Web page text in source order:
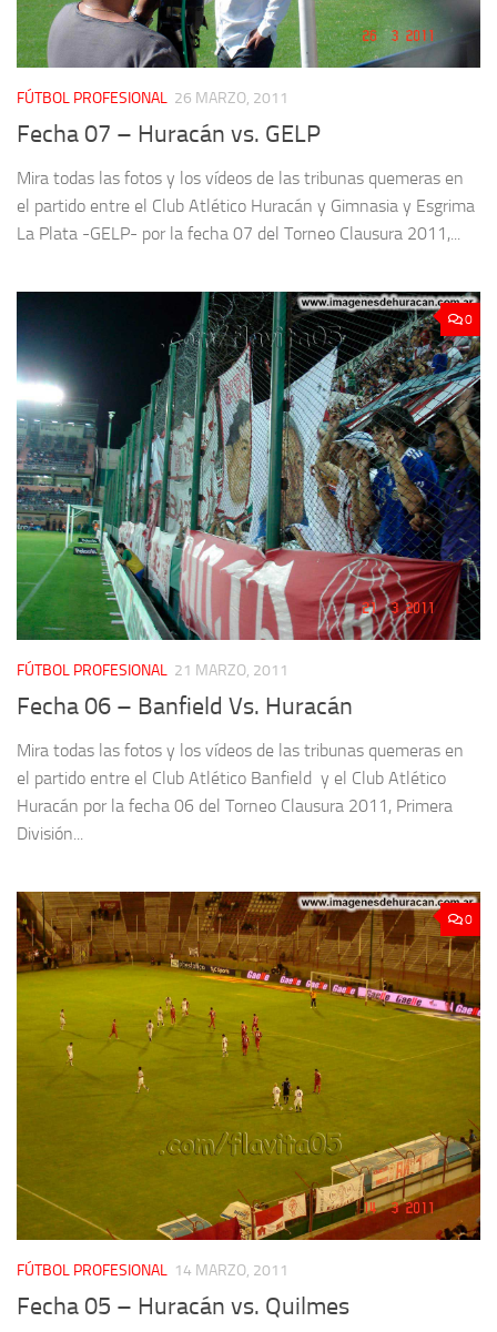
FÚTBOL PROFESIONAL 26 MARZO, 2011
Fecha 07 – Huracán vs. GELP
Mira todas las fotos y los vídeos de las tribunas quemeras en
el partido entre el Club Atlético Huracán y Gimnasia y Esgrima
La Plata -GELP- por la fecha 07 del Torneo Clausura 2011,...
0
FÚTBOL PROFESIONAL 21 MARZO, 2011
Fecha 06 – Banfield Vs. Huracán
Mira todas las fotos y los vídeos de las tribunas quemeras en
el partido entre el Club Atlético Banfield y el Club Atlético
Huracán por la fecha 06 del Torneo Clausura 2011, Primera
División...
0
FÚTBOL PROFESIONAL 14 MARZO, 2011
Fecha 05 – Huracán vs. Quilmes